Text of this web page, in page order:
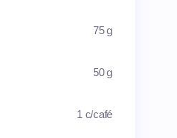
75 g
50 g
1 c/café